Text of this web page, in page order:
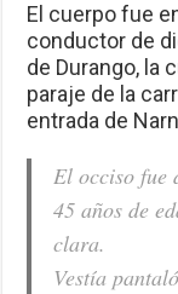
El cuerpo fue
conductor de
de Durango, la
paraje de la
entrada de
El occiso fue
45 años de
clara.
Vestía